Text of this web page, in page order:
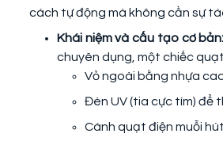
cách tự động mà không cần sự
Khái niệm và cấu tạo cơ bản:
chuyên dụng, một chiếc
Vỏ ngoài bằng nhựa
Đèn UV (tia cực tím) để
Cánh quạt điện muỗi